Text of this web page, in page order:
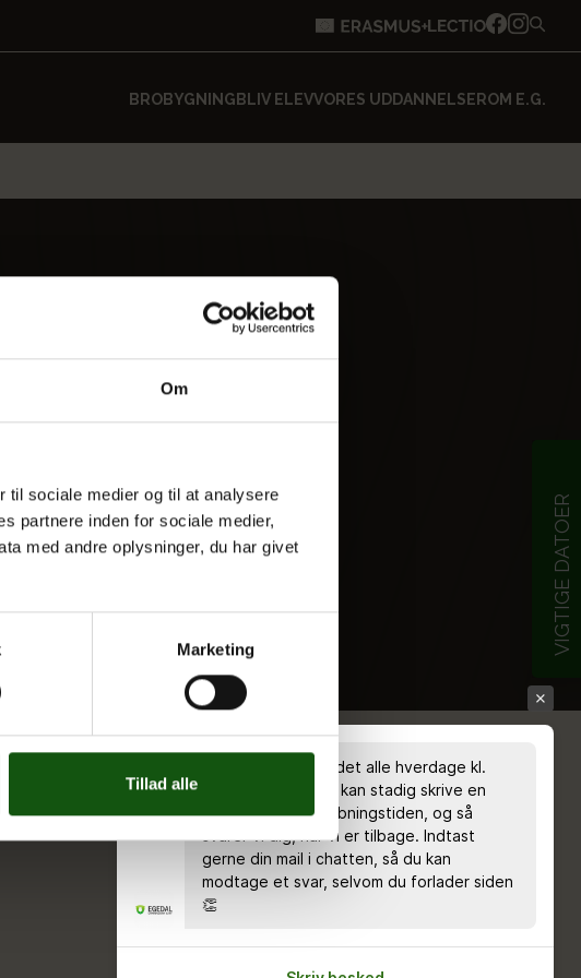
Om
til sociale medier og til at analysere
partnere inden for sociale medier,
med andre oplysninger, du har givet
Marketing
Tillad alle
BROBYGNING BLIV ELEVVORES UDDANNELSEROM E.G.
VIGTIGE DATOER
Chatten er bemandet alle hverdage kl.
8.00 - 18.00 🤗 Du kan stadig skrive en
besked uden for åbningstiden, og så
svarer vi dig, når vi er tilbage. Indtast
gerne din mail i chatten, så du kan
modtage et svar, selvom du forlader siden
👏